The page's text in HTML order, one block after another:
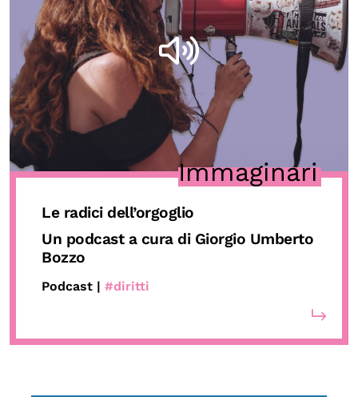
Immaginari
Le radici dell’orgoglio
Un podcast a cura di Giorgio Umberto
Bozzo
Podcast | #diritti